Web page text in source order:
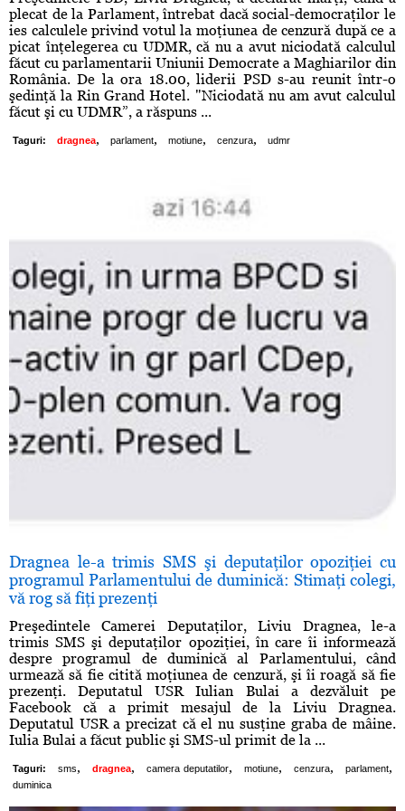
plecat de la Parlament, întrebat dacă social-democraţilor le
ies calculele privind votul la moţiunea de cenzură după ce a
picat înţelegerea cu UDMR, că nu a avut niciodată calculul
făcut cu parlamentarii Uniunii Democrate a Maghiarilor din
România. De la ora 18.00, liderii PSD s-au reunit într-o
şedinţă la Rin Grand Hotel. "Niciodată nu am avut calculul
făcut şi cu UDMR”, a răspuns ...
Taguri: dragnea, parlament, motiune, cenzura, udmr
Dragnea le-a trimis SMS şi deputaţilor opoziţiei cu
programul Parlamentului de duminică: Stimaţi colegi,
vă rog să fiţi prezenţi
Preşedintele Camerei Deputaţilor, Liviu Dragnea, le-a
trimis SMS şi deputaţilor opoziţiei, în care îi informează
despre programul de duminică al Parlamentului, când
urmează să fie citită moţiunea de cenzură, şi îi roagă să fie
prezenţi. Deputatul USR Iulian Bulai a dezvăluit pe
Facebook că a primit mesajul de la Liviu Dragnea.
Deputatul USR a precizat că el nu susţine graba de mâine.
Iulia Bulai a făcut public şi SMS-ul primit de la ...
Taguri: sms, dragnea, camera deputatilor, motiune, cenzura, parlament,
duminica